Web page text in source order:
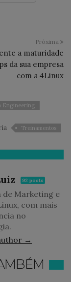
Próxima
a maturidade
da sua empresa
com a 4Linux
Engineering
Treinamentos
92 posts
de Marketing e
com mais
no
→